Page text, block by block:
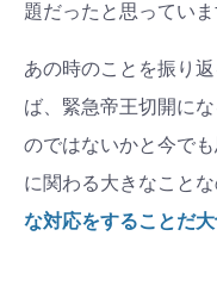
題だったと思っていま
あの時のことを振り
ば、緊急帝王切開に
のではないかと今で
に関わる大きなことな
な対応をすることだ